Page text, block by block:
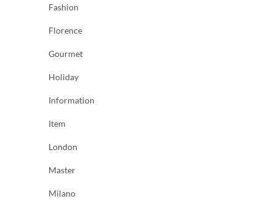
Fashion
Florence
Gourmet
Holiday
Information
Item
London
Master
Milano